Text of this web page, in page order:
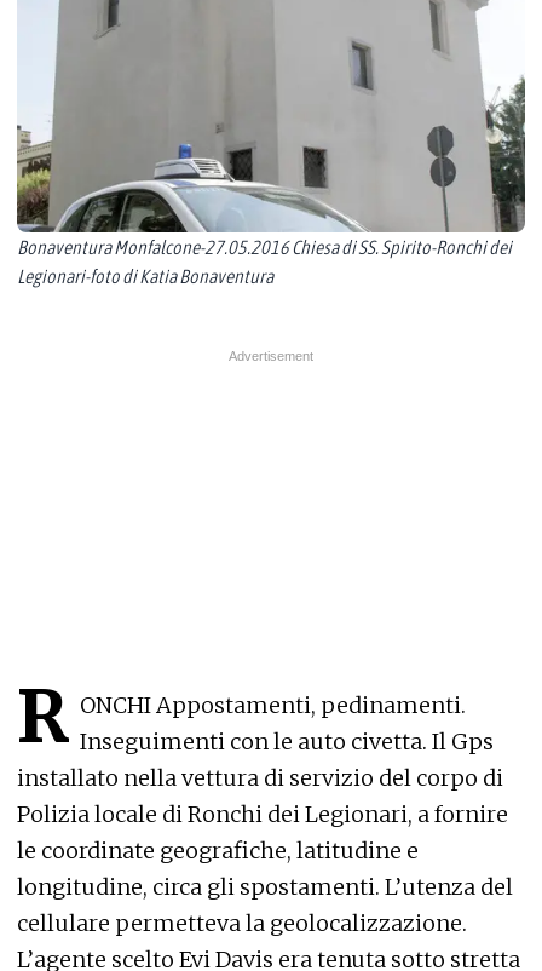
Bonaventura Monfalcone-27.05.2016 Chiesa di SS. Spirito-Ronchi dei
Legionari-foto di Katia Bonaventura
R ONCHI Appostamenti, pedinamenti.
Inseguimenti con le auto civetta. Il Gps
installato nella vettura di servizio del corpo di
Polizia locale di Ronchi dei Legionari, a fornire
le coordinate geografiche, latitudine e
longitudine, circa gli spostamenti. L’utenza del
cellulare permetteva la geolocalizzazione.
L’agente scelto Evi Davis era tenuta sotto stretta